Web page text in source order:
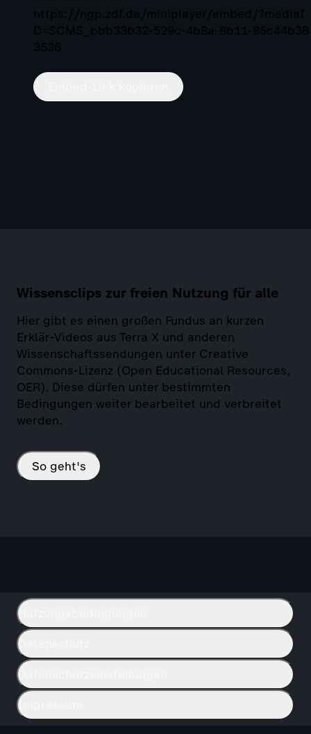
https://ngp.zdf.de/miniplayer/embed/?mediaI
D=SCMS_bbb33b32-529c-4b8a-8b11-85c44b38
3536
Wissensclips zur freien Nutzung für alle
Hier gibt es einen großen Fundus an kurzen
Erklär-Videos aus Terra X und anderen
Wissenschaftssendungen unter Creative
Commons-Lizenz (Open Educational Resources,
OER). Diese dürfen unter bestimmten
Bedingungen weiter bearbeitet und verbreitet
werden.
So geht's
Nutzungsbedingungen
Datenschutz
Datenschutzeinstellungen
Impressum